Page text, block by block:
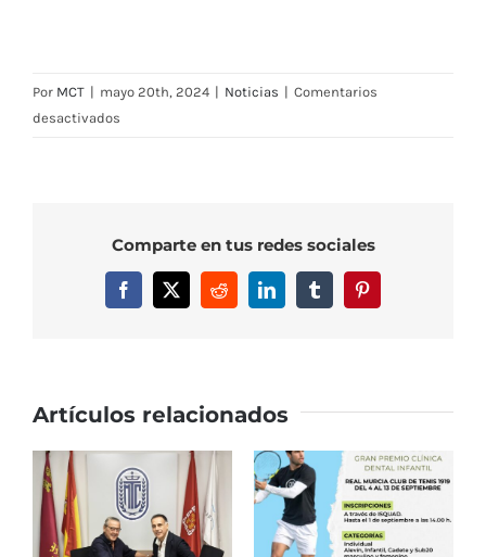
Por MCT | mayo 20th, 2024 | Noticias | Comentarios
desactivados
W15
Kursumlijska
Banja
subcampeona
Parma
Comparte en tus redes sociales
Facebook
X RedditLinkedInTumblrPinterest
Artículos relacionados